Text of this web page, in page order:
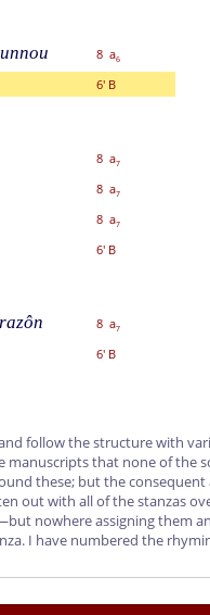
8 a6
6' B
8 a7
8 a7
8 a7
6' B
8 a7
6' B
follow the structure with
that none of the
these; but the
out with all of the stanzas
nowhere assigning them
I have numbered the